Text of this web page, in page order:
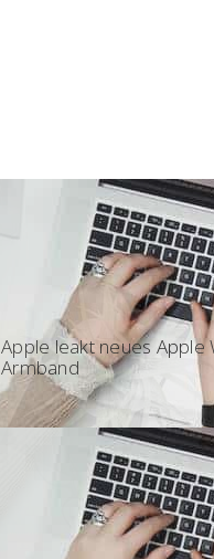
12:40 - Featured
Apple leakt neues Apple
Armband